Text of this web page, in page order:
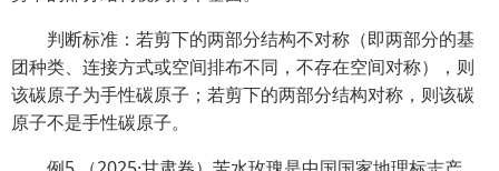
判断标准：若剪下的两部分结构不对称（即两部分的基
团种类、连接方式或空间排布不同，不存在空间对称），则
该碳原子为手性碳原子；若剪下的两部分结构对称，则该碳
原子不是手性碳原子。